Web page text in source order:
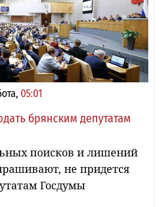
05:01
брянским депутатам
поисков и лишений
не придется
Госдумы